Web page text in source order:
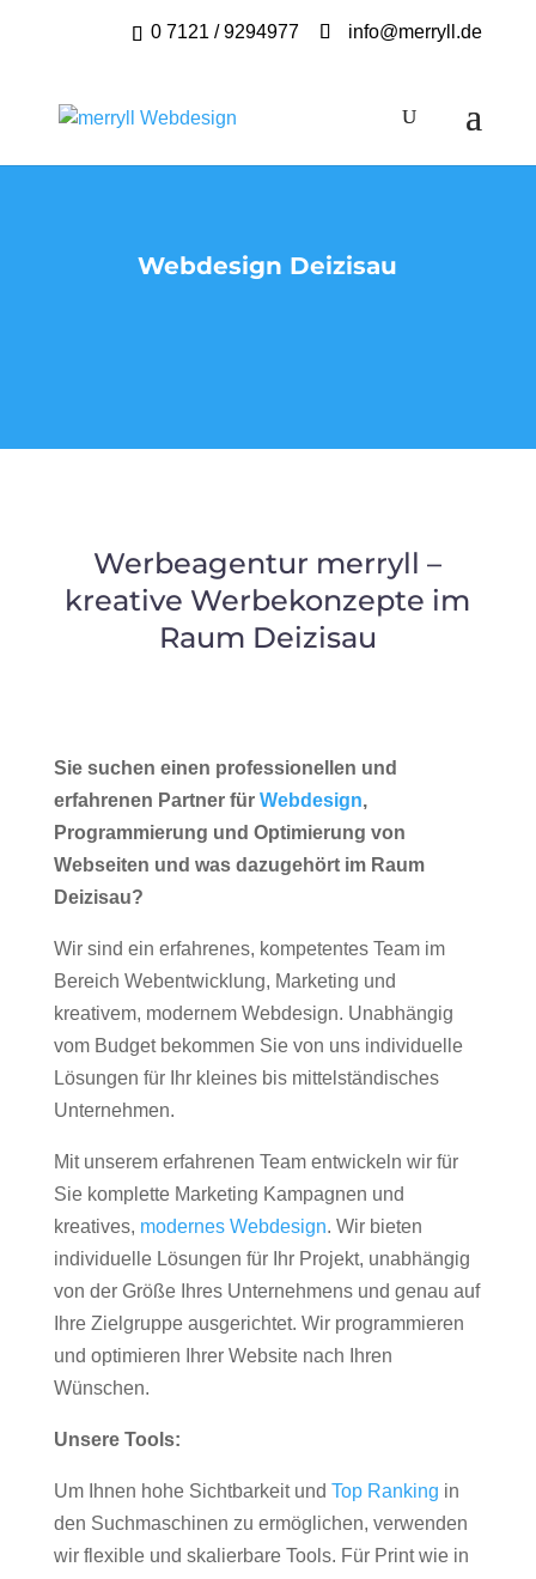
0 7121 / 9294977 info@merryll.de
Webdesign Deizisau
Werbeagentur merryll –
kreative Werbekonzepte im
Raum Deizisau
Sie suchen einen professionellen und
erfahrenen Partner für Webdesign,
Programmierung und Optimierung von
Webseiten und was dazugehört im Raum
Deizisau?
Wir sind ein erfahrenes, kompetentes Team im
Bereich Webentwicklung, Marketing und
kreativem, modernem Webdesign. Unabhängig
vom Budget bekommen Sie von uns individuelle
Lösungen für Ihr kleines bis mittelständisches
Unternehmen.
Mit unserem erfahrenen Team entwickeln wir für
Sie komplette Marketing Kampagnen und
kreatives, modernes Webdesign. Wir bieten
individuelle Lösungen für Ihr Projekt, unabhängig
von der Größe Ihres Unternehmens und genau auf
Ihre Zielgruppe ausgerichtet. Wir programmieren
und optimieren Ihrer Website nach Ihren
Wünschen.
Unsere Tools:
Um Ihnen hohe Sichtbarkeit und Top Ranking in
den Suchmaschinen zu ermöglichen, verwenden
wir flexible und skalierbare Tools. Für Print wie in